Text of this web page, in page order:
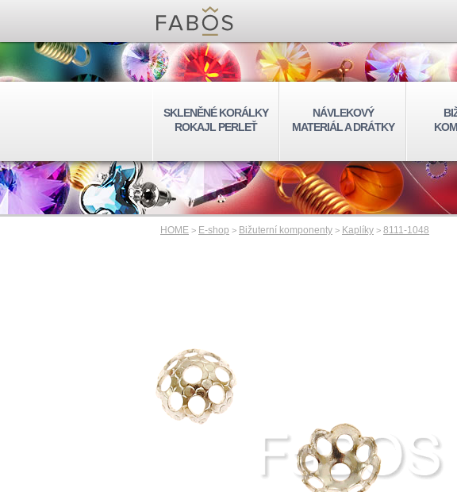
SKLENĚNÉ KORÁLKY
ROKAJL PERLEŤ
NÁVLEKOVÝ
MATERIÁL A DRÁTKY
HOME > E-shop > Bižuterní komponenty > Kaplíky > 8111-1048